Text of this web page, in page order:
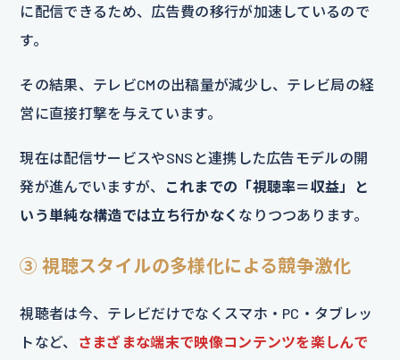
に配信できるため、広告費の移行が加速しているので
す。
その結果、テレビCMの出稿量が減少し、テレビ局の経
営に直接打撃を与えています。
現在は配信サービスやSNSと連携した広告モデルの開
発が進んでいますが、
これまでの「視聴率＝収益」と
いう単純な構造では立ち行かなく なりつつあります。
③ 視聴スタイルの多様化による競争激化
視聴者は今、テレビだけでなくスマホ・PC・タブレッ
トなど、
さまざまな端末で映像コンテンツを楽しんで